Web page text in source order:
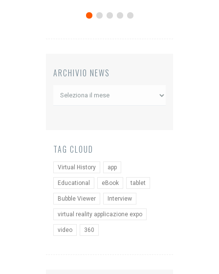
ARCHIVIO NEWS
Archivio
TAG CLOUD
Virtual History app
Educational eBook tablet
Bubble Viewer Interview
virtual reality applicazione expo
video 360